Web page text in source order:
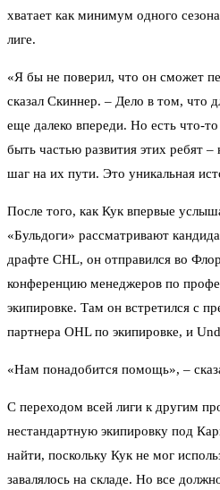
хватает как минимум одного
лиге.
«Я бы не поверил, что он сможет
сказал Скиннер. – Дело в том, что
еще далеко впереди. Но есть что-
быть частью развития этих ребят –
шаг на их пути. Это уникальная
После того, как Кук впервые
«Бульдоги» рассматривают
драфте CHL, он отправился во
конференцию менеджеров по
экипировке. Там он встретился с
партнера OHL по экипировке, и
«Нам понадобится помощь», –
С переходом всей лиги к другим
нестандартную экипировку под
найти, поскольку Кук не мог
завалялось на складе. Но все